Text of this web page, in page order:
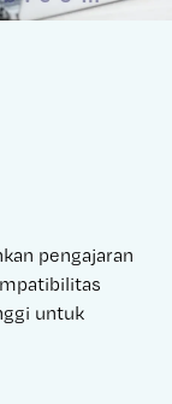
pengajaran
untuk